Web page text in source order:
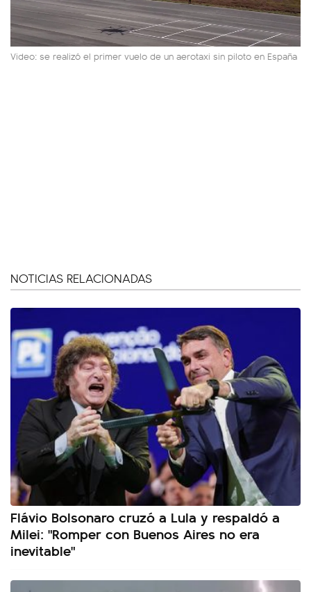
Video: se realizó el primer vuelo de un aerotaxi sin piloto en España
NOTICIAS RELACIONADAS
Flávio Bolsonaro cruzó a Lula y respaldó a
Milei: "Romper con Buenos Aires no era
inevitable"